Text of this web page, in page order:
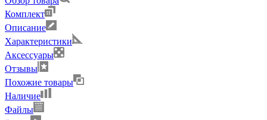
Комплект
Описание
Характеристики
Аксессуары
Отзывы
Похожие товары
Наличие
Файлы